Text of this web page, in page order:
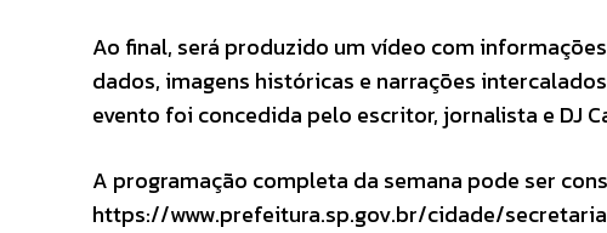
Ao final, será produzido um vídeo com
dados, imagens históricas e narrações
evento foi concedida pelo escritor, jornalista e DJ
A programação completa da semana pode ser
https://www.prefeitura.sp.gov.br/cidade/